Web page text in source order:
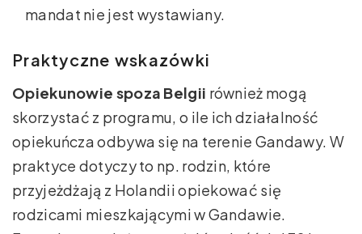
mandat nie jest wystawiany.
Praktyczne wskazówki
Opiekunowie spoza Belgii również mogą
skorzystać z programu, o ile ich działalność
opiekuńcza odbywa się na terenie Gandawy. W
praktyce dotyczy to np. rodzin, które
przyjeżdżają z Holandii opiekować się
rodzicami mieszkającymi w Gandawie.